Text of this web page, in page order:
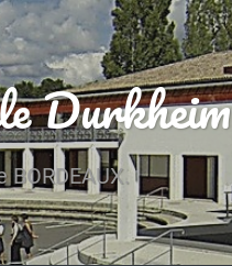
Durkheim
BORDEAUX.